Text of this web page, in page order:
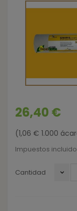
26,40 €
(1,06 € 1.000
Impuestos
Cantidad